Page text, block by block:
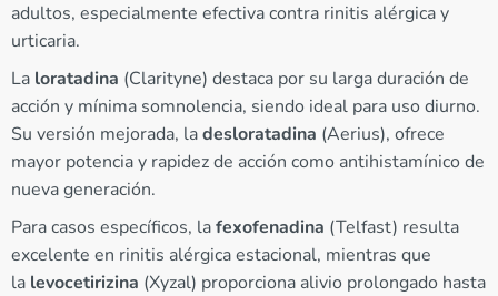
adultos, especialmente efectiva contra rinitis alérgica y
urticaria.
La loratadina (Clarityne) destaca por su larga duración de
acción y mínima somnolencia, siendo ideal para uso diurno.
Su versión mejorada, ladesloratadina (Aerius), ofrece
mayor potencia y rapidez de acción como antihistamínico de
nueva generación.
Para casos específicos, lafexofenadina (Telfast) resulta
excelente en rinitis alérgica estacional, mientras que
la levocetirizina (Xyzal) proporciona alivio prolongado hasta